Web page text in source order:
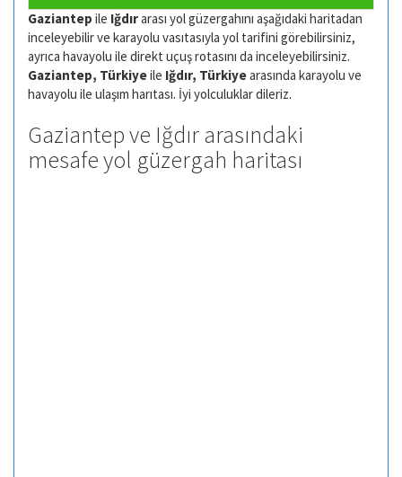
Gaziantep ile Iğdırarası yol güzergahını aşağıdaki haritadan
inceleyebilir ve karayolu vasıtasıyla yol tarifini görebilirsiniz,
ayrıca havayolu ile direkt uçuş rotasını da inceleyebilirsiniz.
Gaziantep, Türkiyeile Iğdır, Türkiyearasında karayolu ve
havayolu ile ulaşım harıtası. İyi yolculuklar dileriz.
Gaziantep ve Iğdır arasındaki
mesafe yol güzergah haritası